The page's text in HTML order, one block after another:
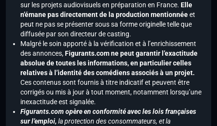
sur les projets audiovisuels en préparation en France. Elle
n’émane pas directement de la production mentionnéeet
peut ne pas se présenter sous sa forme originelle telle que
diffusée par son directeur de casting.
Malgré le soin apporté à la vérification et à l’enrichissement
des annonces,Figurants.com ne peut garantir l’exactitude
absolue de toutes les informations, en particulier celles
relatives à l’identité des comédiens associés à un projet.
Ces contenus sont fournis à titre indicatif et peuvent être
corrigés ou mis à jour à tout moment, notamment lorsqu’une
inexactitude est signalée.
Figurants.com opère en conformité avec les lois françaises
sur l’emploi, la protection des consommateurs, et la